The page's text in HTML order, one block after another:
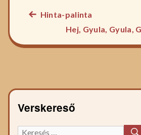
Bejegyzés
navigáció
Előző
főzelék
recept:
Hinta-palinta
Hej, Gyula, Gyula,
Verskereső
Keresett